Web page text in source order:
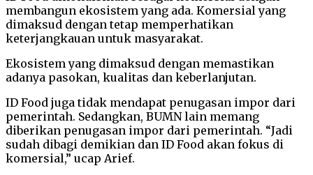
membangun ekosistem yang ada. Komersial yang
dimaksud dengan tetap memperhatikan
keterjangkauan untuk masyarakat.
Ekosistem yang dimaksud dengan memastikan
adanya pasokan, kualitas dan keberlanjutan.
ID Food juga tidak mendapat penugasan impor dari
pemerintah. Sedangkan, BUMN lain memang
diberikan penugasan impor dari pemerintah. “Jadi
sudah dibagi demikian dan ID Food akan fokus di
komersial,” ucap Arief.